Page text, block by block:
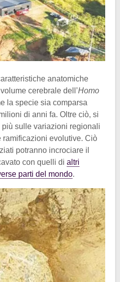
anatomiche
cerebrale dell’Homo
la specie sia comparsa
di anni fa. Oltre ciò, si
sulle variazioni regionali
evolutive. Ciò
potranno incrociare il
con quelli di altri
parti del mondo.